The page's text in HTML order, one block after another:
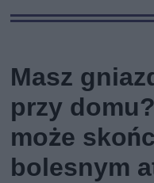
Masz
przy
może
bolesnym